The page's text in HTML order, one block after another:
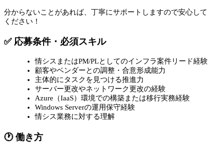
分からないことがあれば、丁寧にサポートしますので安心して
ください！
✅ 応募条件・必須スキル
情シスまたはPM/PLとしてのインフラ案件リード経験
顧客やベンダーとの調整・合意形成能力
主体的にタスクを見つける推進力
サーバー更改やネットワーク更改の経験
Azure（IaaS）環境での構築または移行実務経験
Windows Serverの運用保守経験
情シス業務に対する理解
🕐 働き方